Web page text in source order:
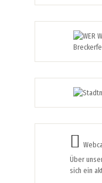
Über
sich ein